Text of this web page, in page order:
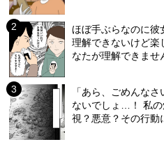
ほぼ手ぶらなのに彼
理解できないけど楽
なたが理解できませ
「あら、ごめんな
ないでしょ…！ 私
視？悪意？その行動